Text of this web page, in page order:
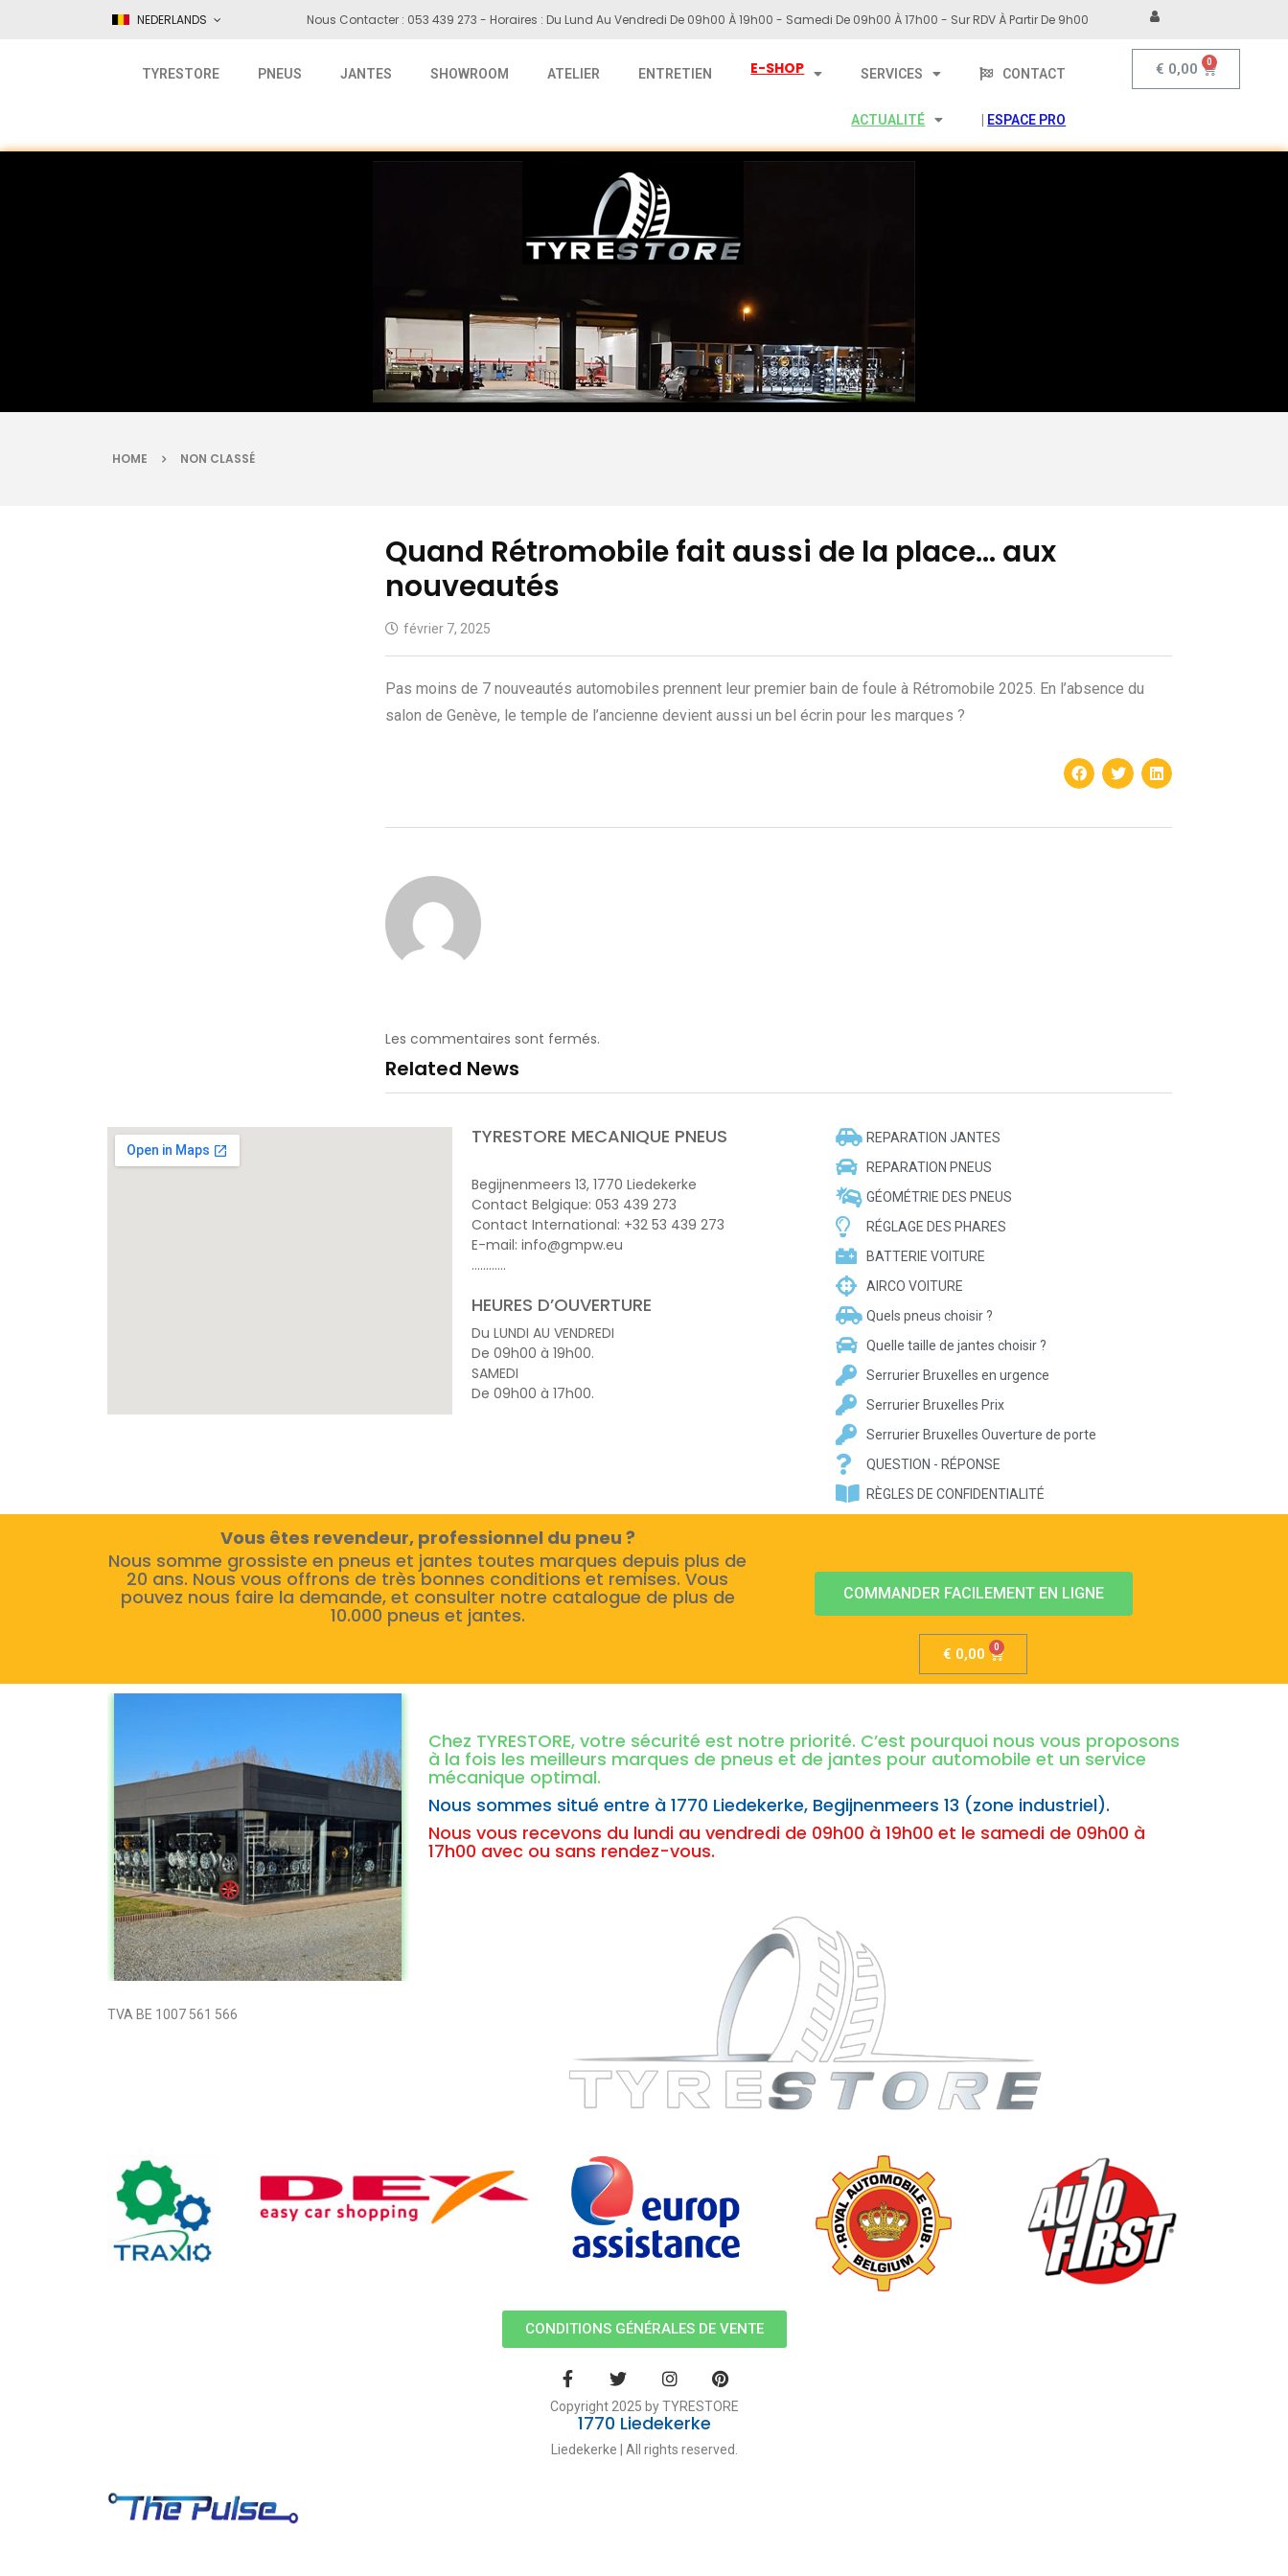
NEDERLANDS Nous Contacter : 053 439 273 - Horaires : Du Lund Au Vendredi De 09h00 À 19h00 - Samedi De 09h00 À 17h00 - Sur RDV À Partir De 9h00
TYRESTORE PNEUS JANTES SHOWROOM ATELIER ENTRETIEN E-SHOP SERVICES CONTACT
ACTUALITÉ ESPACE PRO
€ 0,00
HOME NON CLASSÉ
Quand Rétromobile fait aussi de la place… aux
nouveautés
février 7, 2025
Pas moins de 7 nouveautés automobiles prennent leur premier bain de foule à Rétromobile 2025. En l’absence du
salon de Genève, le temple de l’ancienne devient aussi un bel écrin pour les marques ?
Les commentaires sont fermés.
Related News
TYRESTORE MECANIQUE PNEUS
Begijnenmeers 13, 1770 Liedekerke
Contact Belgique: 053 439 273
Contact International: +32 53 439 273
E-mail: info@gmpw.eu
…………
HEURES D’OUVERTURE
Du LUNDI AU VENDREDI
De 09h00 à 19h00.
SAMEDI
De 09h00 à 17h00.
REPARATION JANTES
REPARATION PNEUS
GÉOMÉTRIE DES PNEUS
RÉGLAGE DES PHARES
BATTERIE VOITURE
AIRCO VOITURE
Quels pneus choisir ?
Quelle taille de jantes choisir ?
Serrurier Bruxelles en urgence
Serrurier Bruxelles Prix
Serrurier Bruxelles Ouverture de porte
QUESTION - RÉPONSE
RÈGLES DE CONFIDENTIALITÉ
Vous êtes revendeur, professionnel du pneu ?
Nous somme grossiste en pneus et jantes toutes marques depuis plus de
20 ans. Nous vous offrons de très bonnes conditions et remises. Vous
pouvez nous faire la demande, et consulter notre catalogue de plus de
10.000 pneus et jantes.
COMMANDER FACILEMENT EN LIGNE
€ 0,00
TVA BE 1007 561 566
Chez TYRESTORE, votre sécurité est notre priorité. C’est pourquoi nous vous proposons
à la fois les meilleurs marques de pneus et de jantes pour automobile et un service
mécanique optimal.
Nous sommes situé entre à 1770 Liedekerke, Begijnenmeers 13 (zone industriel).
Nous vous recevons du lundi au vendredi de 09h00 à 19h00 et le samedi de 09h00 à
17h00 avec ou sans rendez-vous.
CONDITIONS GÉNÉRALES DE VENTE
Copyright 2025 by TYRESTORE
1770 Liedekerke
Liedekerke | All rights reserved.